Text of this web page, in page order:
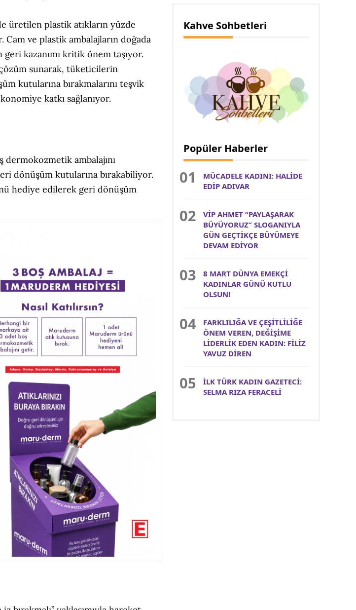
üretilen plastik atıkların yüzde
ve plastik ambalajların doğada
kazanımı kritik önem taşıyor.
sunarak, tüketicilerin
kutularına bırakmalarını teşvik
katkı sağlanıyor.
ambalajını
dönüşüm kutularına bırakabiliyor.
hediye edilerek geri dönüşüm
Kahve Sohbetleri
Popüler Haberler
MÜCADELE KADINI: HALİDE
EDİP ADIVAR
VİP AHMET “PAYLAŞARAK
BÜYÜYORUZ” SLOGANIYLA
GÜN GEÇTİKÇE BÜYÜMEYE
DEVAM EDİYOR
8 MART DÜNYA EMEKÇİ
KADINLAR GÜNÜ KUTLU
OLSUN!
FARKLILIĞA VE ÇEŞİTLİLİĞE
ÖNEM VEREN, DEĞİŞİME
LİDERLİK EDEN KADIN: FİLİZ
YAVUZ DİREN
İLK TÜRK KADIN GAZETECİ:
SELMA RIZA FERACELİ